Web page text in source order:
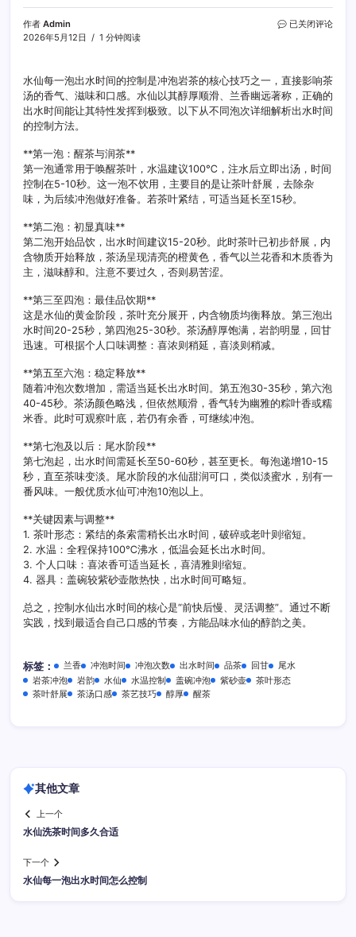
作者 Admin
2026年5月12日
1 分钟阅读
水
泡
出
水
时
控
制
已关闭评论
水仙每一泡出水时间的控制是冲泡岩茶的核心技巧之一，直接影响茶
汤的香气、滋味和口感。水仙以其醇厚顺滑、兰香幽远著称，正确的
出水时间能让其特性发挥到极致。以下从不同泡次详细解析出水时间
的控制方法。
**第一泡：醒茶与润茶**
第一泡通常用于唤醒茶叶，水温建议100℃，注水后立即出汤，时间
控制在5-10秒。这一泡不饮用，主要目的是让茶叶舒展，去除杂
味，为后续冲泡做好准备。若茶叶紧结，可适当延长至15秒。
**第二泡：初显真味**
第二泡开始品饮，出水时间建议15-20秒。此时茶叶已初步舒展，内
含物质开始释放，茶汤呈现清亮的橙黄色，香气以兰花香和木质香为
主，滋味醇和。注意不要过久，否则易苦涩。
**第三至四泡：最佳品饮期**
这是水仙的黄金阶段，茶叶充分展开，内含物质均衡释放。第三泡出
水时间20-25秒，第四泡25-30秒。茶汤醇厚饱满，岩韵明显，回甘
迅速。可根据个人口味调整：喜浓则稍延，喜淡则稍减。
**第五至六泡：稳定释放**
随着冲泡次数增加，需适当延长出水时间。第五泡30-35秒，第六泡
40-45秒。茶汤颜色略浅，但依然顺滑，香气转为幽雅的粽叶香或糯
米香。此时可观察叶底，若仍有余香，可继续冲泡。
**第七泡及以后：尾水阶段**
第七泡起，出水时间需延长至50-60秒，甚至更长。每泡递增10-15
秒，直至茶味变淡。尾水阶段的水仙甜润可口，类似淡蜜水，别有一
番风味。一般优质水仙可冲泡10泡以上。
**关键因素与调整**
1. 茶叶形态：紧结的条索需稍长出水时间，破碎或老叶则缩短。
2. 水温：全程保持100℃沸水，低温会延长出水时间。
3. 个人口味：喜浓香可适当延长，喜清雅则缩短。
4. 器具：盖碗较紫砂壶散热快，出水时间可略短。
总之，控制水仙出水时间的核心是“前快后慢、灵活调整”。通过不断
实践，找到最适合自己口感的节奏，方能品味水仙的醇韵之美。
标签： 兰香 冲泡时间 冲泡次数 出水时间 品茶 回甘
尾水
岩茶冲泡
岩韵 水仙 水温控制 盖碗冲泡 紫砂壶
茶叶形态
茶叶舒展
茶汤口感 茶艺技巧 醇厚 醒茶
其他文章
上一个
水仙洗茶时间多久合适
下一个
水仙每一泡出水时间怎么控制